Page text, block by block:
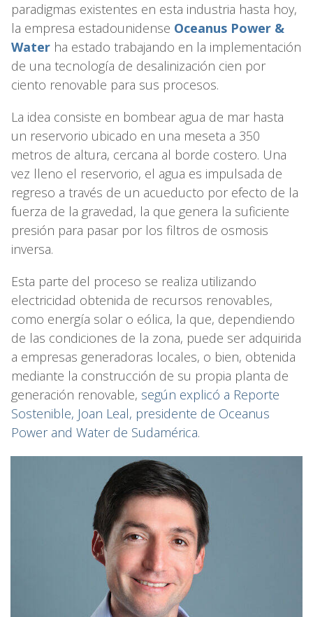
paradigmas existentes en esta industria hasta hoy,
la empresa estadounidense Oceanus Power &
Water ha estado trabajando en la implementación
de una tecnología de desalinización cien por
ciento renovable para sus procesos.
La idea consiste en bombear agua de mar hasta
un reservorio ubicado en una meseta a 350
metros de altura, cercana al borde costero. Una
vez lleno el reservorio, el agua es impulsada de
regreso a través de un acueducto por efecto de la
fuerza de la gravedad, la que genera la suficiente
presión para pasar por los filtros de osmosis
inversa.
Esta parte del proceso se realiza utilizando
electricidad obtenida de recursos renovables,
como energía solar o eólica, la que, dependiendo
de las condiciones de la zona, puede ser adquirida
a empresas generadoras locales, o bien, obtenida
mediante la construcción de su propia planta de
generación renovable, según explicó a Reporte
Sostenible, Joan Leal, presidente de Oceanus
Power and Water de Sudamérica.